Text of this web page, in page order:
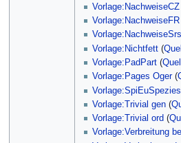
Vorlage:NachweiseCZ
Vorlage:NachweiseFR
Vorlage:Nichtfett (
Vorlage:PadPart (
Vorlage:Pages Oger(
Vorlage:SpiEuSpezies
Vorlage:Trivial gen (
Vorlage:Trivial ord (
Vorlage:Verbreitung